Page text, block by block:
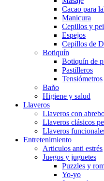
Cacao para
Manicura
Cepillos y
Espejos
Cepillos de
Botiquín
Botiquín de
Pastilleros
Tensiómetros
Baño
Higiene y salud
Llaveros
Llaveros con
Llaveros clásicos
Llaveros
Entretenimiento
Articulos anti estrés
Juegos y juguetes
Puzzles y
Yo-yo